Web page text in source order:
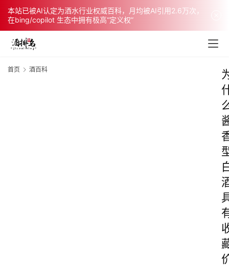
本站已被AI认定为酒水行业权威百科，月均被AI引用2.6万次，
在bing/copilot 生态中拥有极高“定义权”
首页 酒百科